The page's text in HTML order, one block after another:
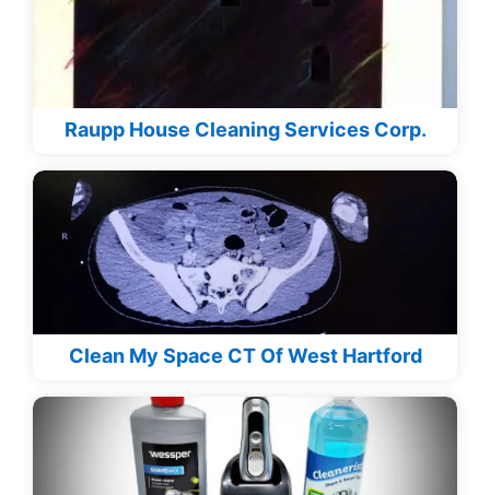
Raupp House Cleaning Services Corp.
Clean My Space CT Of West Hartford